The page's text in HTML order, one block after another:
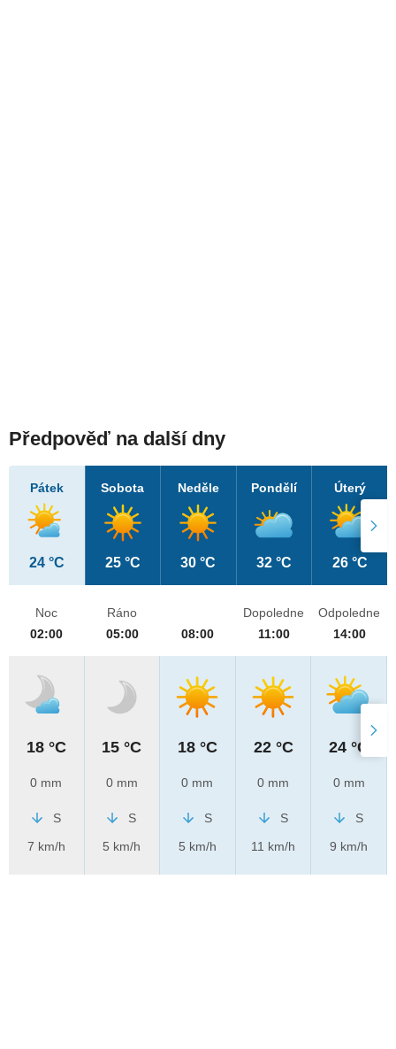
Předpověď na další dny
Pátek
24 °C
Sobota
25 °C
Neděle
30 °C
Pondělí
32 °C
Úterý
26 °C
Noc
02:00
18 °C
0 mm
S
7 km/h
Ráno
05:00
15 °C
0 mm
S
5 km/h
08:00
18 °C
0 mm
S
5 km/h
Dopoledne
11:00
22 °C
0 mm
S
11 km/h
Odpoledne
14:00
24 °C
0 mm
S
9 km/h